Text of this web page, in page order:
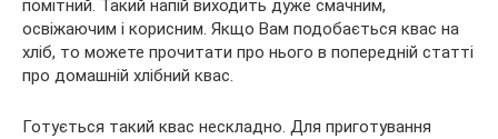
помітний. Такий напій виходить дуже смачним,
освіжаючим і корисним. Якщо Вам подобається квас на
хліб, то можете прочитати про нього в попередній статті
про домашній хлібний квас.
Готується такий квас нескладно. Для приготування